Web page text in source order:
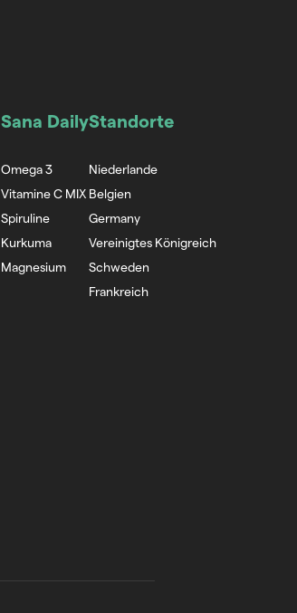
Sana Daily
Omega 3
Vitamine C MIX
Spiruline
Kurkuma
Magnesium
Standorte
Niederlande
Belgien
Germany
Vereinigtes Königreich
Schweden
Frankreich